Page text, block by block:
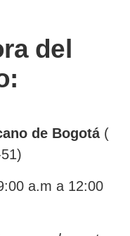
del
de Bogotá(
a.m a 12:00